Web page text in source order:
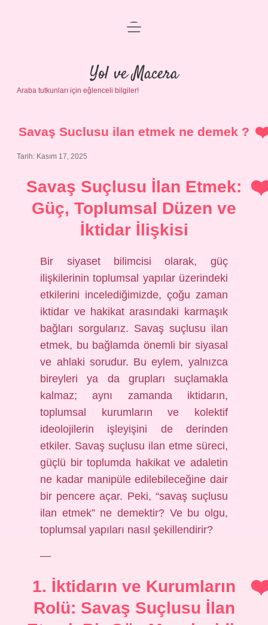
Anasayfa
Gizlilik Politikası
Yasal Uyarı
menüyü
Yol ve Macera
Araba tutkunları için eğlenceli bilgiler!
Savaş Suclusu ilan etmek ne demek ?
Tarih: Kasım 17, 2025
Savaş Suçlusu İlan Etmek:
Güç, Toplumsal Düzen ve
İktidar İlişkisi
Bir siyaset bilimcisi olarak, güç
ilişkilerinin toplumsal yapılar üzerindeki
etkilerini incelediğimizde, çoğu zaman
iktidar ve hakikat arasındaki karmaşık
bağları sorgularız. Savaş suçlusu ilan
etmek, bu bağlamda önemli bir siyasal
ve ahlaki sorudur. Bu eylem, yalnızca
bireyleri ya da grupları suçlamakla
kalmaz; aynı zamanda iktidarın,
toplumsal kurumların ve kolektif
ideolojilerin işleyişini de derinden
etkiler. Savaş suçlusu ilan etme süreci,
güçlü bir toplumda hakikat ve adaletin
ne kadar manipüle edilebileceğine dair
bir pencere açar. Peki, “savaş suçlusu
ilan etmek” ne demektir? Ve bu olgu,
toplumsal yapıları nasıl şekillendirir?
—
1. İktidarın ve Kurumların
Rolü: Savaş Suçlusu İlan